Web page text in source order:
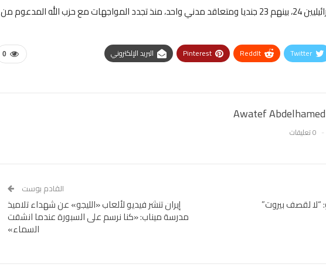
وأصبح إجمالي عدد القتلى الإسرائيليين 24، بينهم 23 جنديا ومتعاقد مدني واحد، منذ تجدد المواجهات مع حزب الله المدعوم من
0 Twitter
ReddIt
Pinterest البريد الإلكتروني
Awatef Abdelhamed
0 تعليقات
“لا لقصف بيروت”
القادم بوست
إيران تنشر فيديو لألعاب «الليجو» عن شهداء تلاميذ
مدرسة ميناب: «كنا نرسم على السبورة عندما انشقت
السماء»